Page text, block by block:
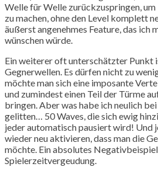
Welle für Welle zurückzuspringen,
zu machen, ohne den Level komplett
äußerst angenehmes Feature, das ich
wünschen würde.
Ein weiterer oft unterschätzter Punkt
Gegnerwellen. Es dürfen nicht zu
möchte man sich eine imposante
und zumindest einen Teil der Türme
bringen. Aber was habe ich neulich bei
gelitten… 50 Waves, die sich ewig
jeder automatisch pausiert wird! Und
wieder neu aktivieren, dass man die
möchte. Ein absolutes Negativbeispiel
Spielerzeitvergeudung.